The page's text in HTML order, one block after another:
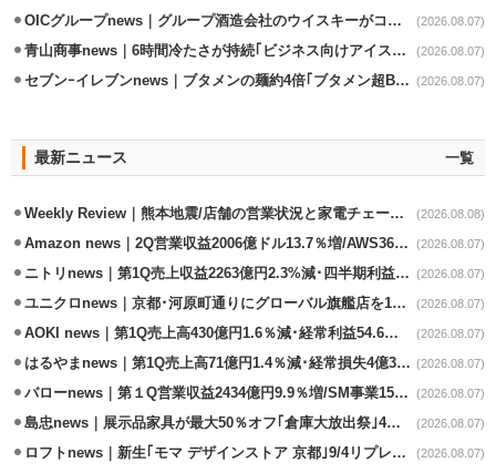
OICグループnews｜グループ酒造会社のウイスキーがコンペティション受賞 (2026.08.07)
青山商事news｜6時間冷たさが持続｢ビジネス向けアイスベスト｣発売 (2026.08.07)
セブンｰイレブンnews｜ブタメンの麺約4倍｢ブタメン超BIG｣8/11から限定発売 (2026.08.07)
最新ニュース 一覧
Weekly Review｜熊本地震/店舗の営業状況と家電チェーンの支援策 (2026.08.08)
Amazon news｜2Q営業収益2006億ドル13.7％増/AWS36.8％％増が貢献 (2026.08.07)
ニトリnews｜第1Q売上収益2263億円2.3%減･四半期利益1.4％減 (2026.08.07)
ユニクロnews｜京都･河原町通りにグローバル旗艦店を11/6開設 (2026.08.07)
AOKI news｜第1Q売上高430億円1.6％減･経常利益54.6％減 (2026.08.07)
はるやまnews｜第1Q売上高71億円1.4％減･経常損失4億3800万円 (2026.08.07)
バローnews｜第１Q営業収益2434億円9.9％増/SM事業15.5％増と絶好調 (2026.08.07)
島忠news｜展示品家具が最大50％オフ｢倉庫大放出祭｣4店舗限定で開催 (2026.08.07)
ロフトnews｜新生｢モマ デザインストア 京都｣9/4リプレイスオープン (2026.08.07)